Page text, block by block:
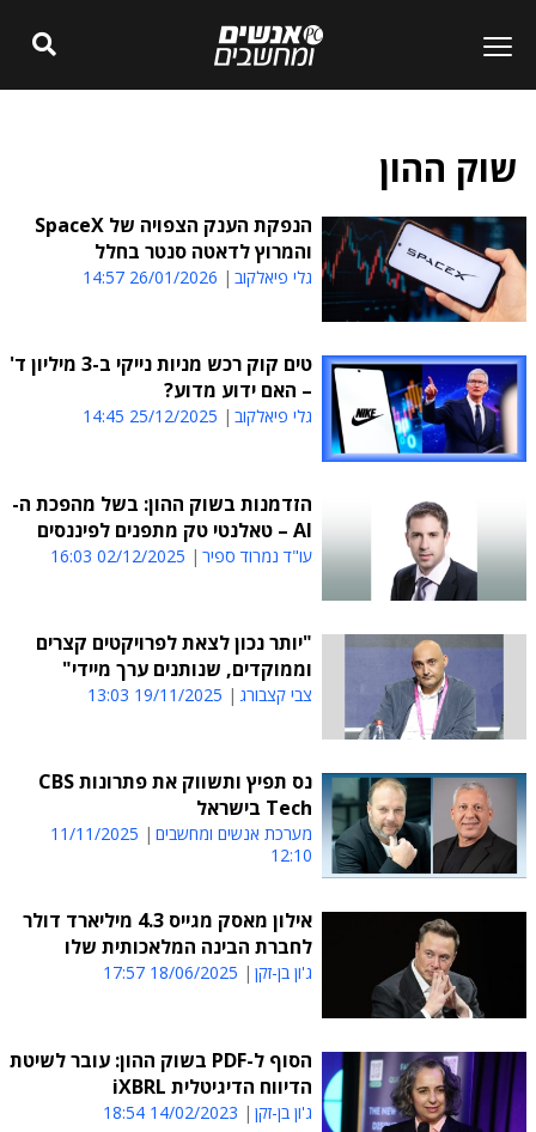
שוק ההון
הנפקת הענק הצפויה של SpaceX
והמרוץ לדאטה סנטר בחלל
גלי פיאלקוב 26/01/2026 14:57
טים קוק רכש מניות נייקי ב-3 מיליון ד'
– האם ידוע מדוע?
גלי פיאלקוב 25/12/2025 14:45
הזדמנות בשוק ההון: בשל מהפכת ה-
AI – טאלנטי טק מתפנים לפיננסים
עו"ד נמרוד ספיר 02/12/2025 16:03
"יותר נכון לצאת לפרויקטים קצרים
וממוקדים, שנותנים ערך מיידי"
צבי קצבורג 19/11/2025 13:03
נס תפיץ ותשווק את פתרונות CBS
Tech בישראל
מערכת אנשים ומחשבים
11/11/2025
12:10
אילון מאסק מגייס 4.3 מיליארד דולר
לחברת הבינה המלאכותית שלו
ג'ון בן-זקן 18/06/2025 17:57
הסוף ל-PDF בשוק ההון: עובר לשיטת
הדיווח הדיגיטלית iXBRL
ג'ון בן-זקן 14/02/2023 18:54